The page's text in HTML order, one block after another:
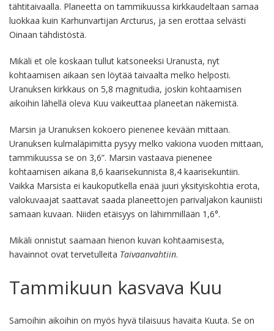
tähtitaivaalla. Planeetta on tammikuussa kirkkaudeltaan samaa
luokkaa kuin Karhunvartijan Arcturus, ja sen erottaa selvästi
Oinaan tähdistöstä.
Mikäli et ole koskaan tullut katsoneeksi Uranusta, nyt
kohtaamisen aikaan sen löytää taivaalta melko helposti.
Uranuksen kirkkaus on 5,8 magnitudia, joskin kohtaamisen
aikoihin lähellä oleva Kuu vaikeuttaa planeetan näkemistä.
Marsin ja Uranuksen kokoero pienenee kevään mittaan.
Uranuksen kulmaläpimitta pysyy melko vakiona vuoden mittaan,
tammikuussa se on 3,6”. Marsin vastaava pienenee
kohtaamisen aikana 8,6 kaarisekunnista 8,4 kaarisekuntiin.
Vaikka Marsista ei kaukoputkella enää juuri yksityiskohtia erota,
valokuvaajat saattavat saada planeettojen parivaljakon kauniisti
samaan kuvaan. Niiden etäisyys on lähimmillään 1,6°.
Mikäli onnistut saamaan hienon kuvan kohtaamisesta,
havainnot ovat tervetulleita Taivaanvahtiin.
Tammikuun kasvava Kuu
Samoihin aikoihin on myös hyvä tilaisuus havaita Kuuta. Se on